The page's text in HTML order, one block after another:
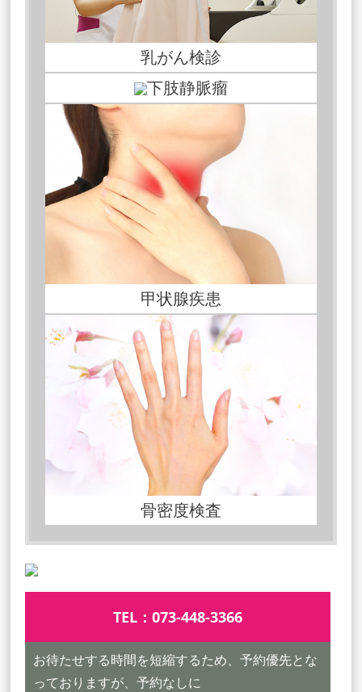
乳がん検診
下肢静脈瘤
甲状腺疾患
骨密度検査
TEL：073-448-3366
お待たせする時間を短縮するため、予約優先とな
っておりますが、予約なしに